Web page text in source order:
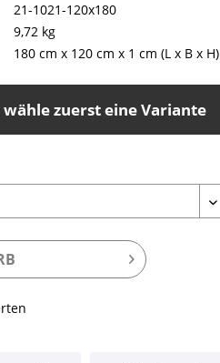
21-1021-120x180
9,72 kg
180 cm x 120 cm x 1 cm (L x B x H)
zuerst eine Variante